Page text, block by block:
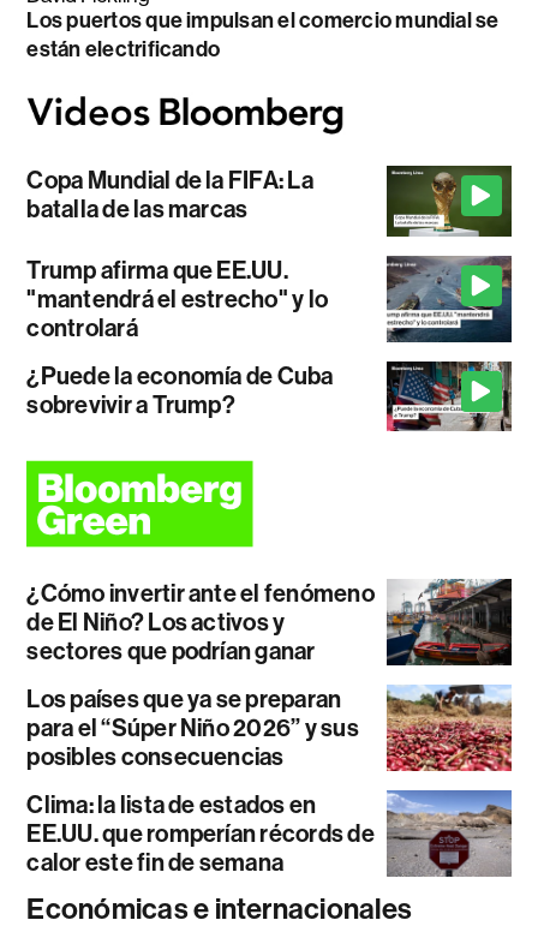
Los puertos que impulsan el comercio mundial se
están electrificando
Copa Mundial de la FIFA: La
batalla de las marcas
Trump afirma que EE.UU.
"mantendrá el estrecho" y lo
controlará
¿Puede la economía de Cuba
sobrevivir a Trump?
¿Cómo invertir ante el fenómeno
de El Niño? Los activos y
sectores que podrían ganar
Los países que ya se preparan
para el “Súper Niño 2026” y sus
posibles consecuencias
Clima: la lista de estados en
EE.UU. que romperían récords de
calor este fin de semana
Económicas e internacionales